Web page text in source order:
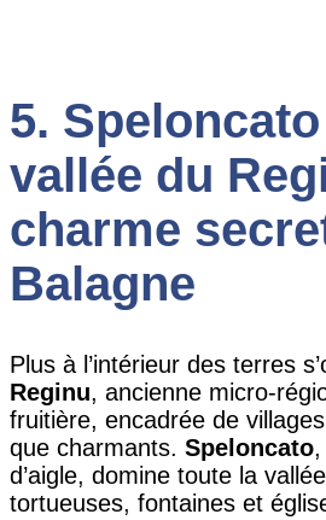
5.
vallée du
charme
Balagne
Plus à l’intérieur des terres
Reginu, ancienne micro-
fruitière, encadrée de
que charmants. Speloncato,
d’aigle, domine toute la
tortueuses, fontaines et